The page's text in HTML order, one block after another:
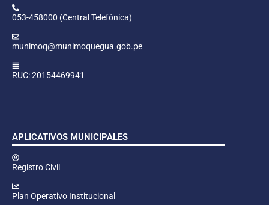
053-458000 (Central Telefónica)
munimoq@munimoquegua.gob.pe
RUC: 20154469941
APLICATIVOS MUNICIPALES
Registro Civil
Plan Operativo Institucional